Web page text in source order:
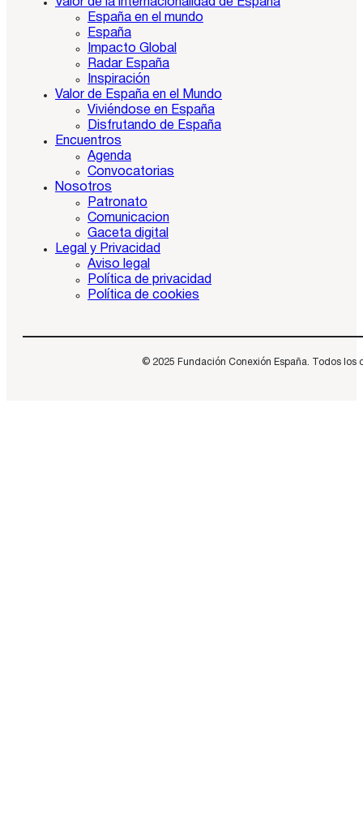
Valor de la internacionalidad de España
España en el mundo
España
Impacto Global
Radar España
Inspiración
Valor de España en el Mundo
Viviéndose en España
Disfrutando de España
Encuentros
Agenda
Convocatorias
Nosotros
Patronato
Comunicacion
Gaceta digital
Legal y Privacidad
Aviso legal
Política de privacidad
Política de cookies
© 2025 Fundación Conexión España. Todos los